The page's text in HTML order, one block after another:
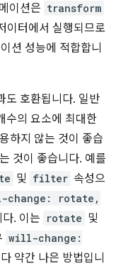
이션은 transform
이터에서 실행되므로
션 성능에 적합합니
도 호환됩니다. 일반
수의 요소에 최대한
하지 않는 것이 좋습
것이 좋습니다. 예를
및 filter 속성으
rotate,
. 이는 rotate 및
will-change:
약간 나은 방법입니